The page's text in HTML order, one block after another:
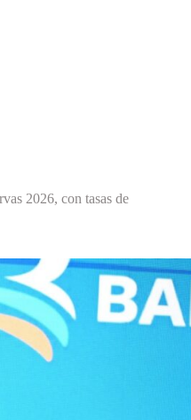
2026, con tasas de